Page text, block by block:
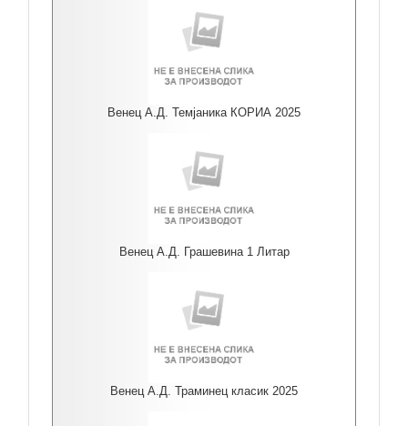
Венец А.Д. Темјаника КОРИА 2025
Венец А.Д. Грашевина 1 Литар
Венец А.Д. Траминец класик 2025